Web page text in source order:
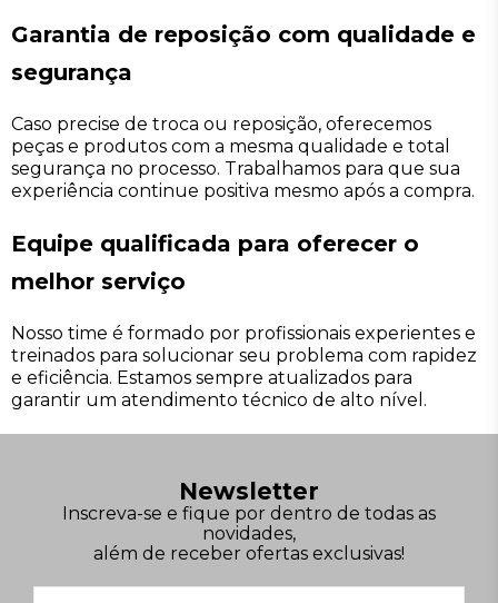
Garantia de reposição com qualidade e
segurança
Caso precise de troca ou reposição, oferecemos
peças e produtos com a mesma qualidade e total
segurança no processo. Trabalhamos para que sua
experiência continue positiva mesmo após a compra.
Equipe qualificada para oferecer o
melhor serviço
Nosso time é formado por profissionais experientes e
treinados para solucionar seu problema com rapidez
e eficiência. Estamos sempre atualizados para
garantir um atendimento técnico de alto nível.
Newsletter
Inscreva-se e fique por dentro de todas as
novidades,
além de receber ofertas exclusivas!